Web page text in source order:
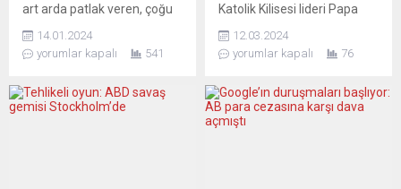
art arda patlak veren, çoğu
grevlerin yılıydı. Ancak o yılı,
“Türk işçilerinin” Köln Ford
grevi damgalamıştı. Bu
14.01.2024
yorumlar kapalı
541
Katolik Kilisesi lideri Papa
Ukrayna’yı işgaliyle ilgili
‘beyaz bayrak’ çekmesi
Alman siyset ve medyası
çağrıyı “dehçet verici“ olarak
12.03.2024
yorumlar kapalı
76